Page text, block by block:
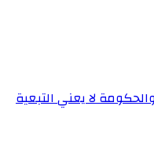
لا يعني التبعية